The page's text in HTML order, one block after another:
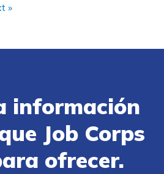
»
información
Job Corps
ofrecer.